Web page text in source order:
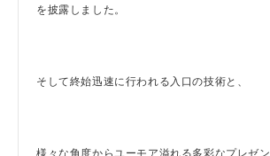
を披露しました。
そして終始迅速に行われる入口の技術と、
様々な角度からユーモア溢れる多彩なプレゼ